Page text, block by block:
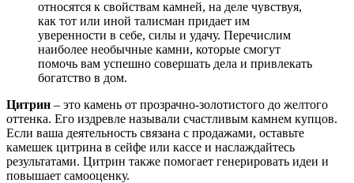
относятся к свойствам камней, на деле чувствуя,
как тот или иной талисман придает им
уверенности в себе, силы и удачу. Перечислим
наиболее необычные камни, которые смогут
помочь вам успешно совершать дела и привлекать
богатство в дом.
Цитрин – это камень от прозрачно-золотистого до желтого
оттенка. Его издревле называли счастливым камнем купцов.
Если ваша деятельность связана с продажами, оставьте
камешек цитрина в сейфе или кассе и наслаждайтесь
результатами. Цитрин также помогает генерировать идеи и
повышает самооценку.